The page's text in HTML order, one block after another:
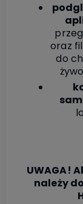
oraz
do
UWAGA!
należy